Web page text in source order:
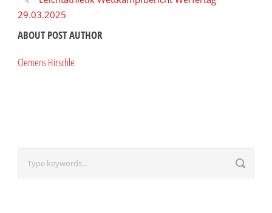
29.03.2025
ABOUT POST AUTHOR
Clemens Hirschle